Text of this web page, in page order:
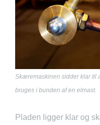
Skæremaskinen sidder klar til
bruges i bunden af en elmast.
Pladen ligger klar og